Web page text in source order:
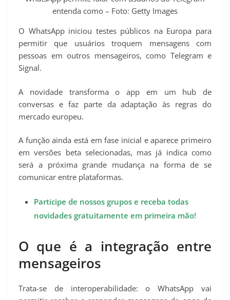
t
entenda como – Foto: Getty Images
O WhatsApp iniciou testes públicos na Europa para
permitir que usuários troquem mensagens com
pessoas em outros mensageiros, como Telegram e
Signal.
A novidade transforma o app em um hub de
conversas e faz parte da adaptação às regras do
mercado europeu.
A função ainda está em fase inicial e aparece primeiro
em versões beta selecionadas, mas já indica como
será a próxima grande mudança na forma de se
comunicar entre plataformas.
Participe de nossos grupos e receba todas
novidades gratuitamente em primeira mão!
O que é a integração entre
mensageiros
Trata-se de interoperabilidade: o WhatsApp vai